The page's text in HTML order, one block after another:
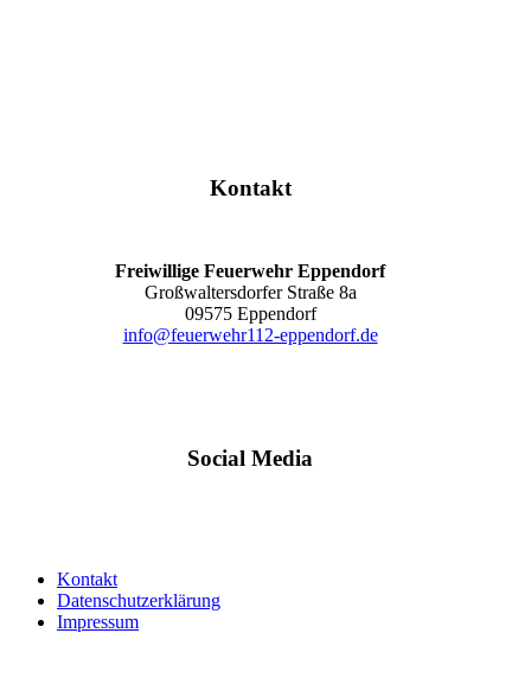
Kontakt
Freiwillige Feuerwehr Eppendorf
Großwaltersdorfer Straße 8a
09575 Eppendorf
info@feuerwehr112-eppendorf.de
Social Media
Kontakt
Datenschutzerklärung
Impressum